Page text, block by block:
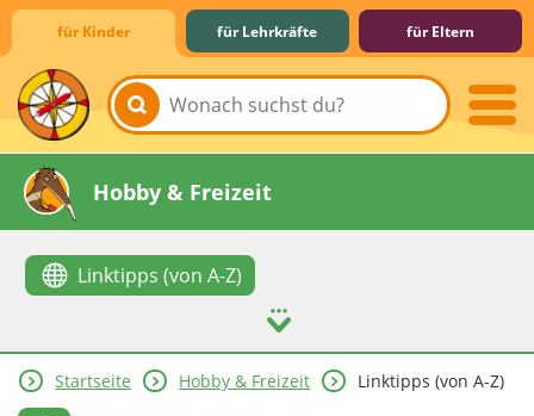
für Kinder für Lehrkräfte für Eltern
Lernen & Schule
Hobby & Freizeit
Linktipps (von A-Z)
Spiel & Spaß
Mitreden & Mitmachen
Startseite Hobby & Freizeit Linktipps (von A-Z)